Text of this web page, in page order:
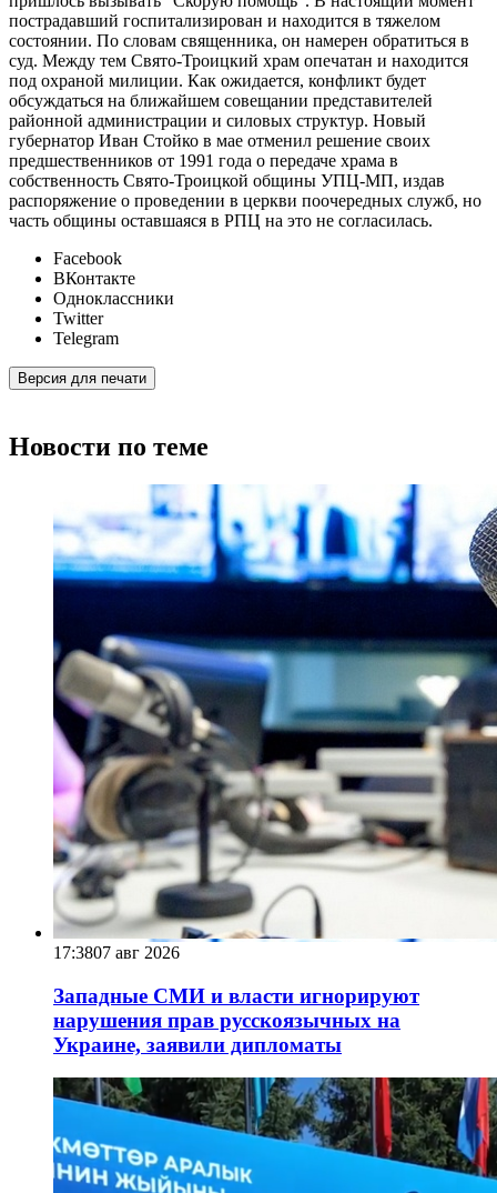
пострадавший госпитализирован и находится в тяжелом
состоянии. По словам священника, он намерен обратиться в
суд. Между тем Свято-Троицкий храм опечатан и находится
под охраной милиции. Как ожидается, конфликт будет
обсуждаться на ближайшем совещании представителей
районной администрации и силовых структур. Новый
губернатор Иван Стойко в мае отменил решение своих
предшественников от 1991 года о передаче храма в
собственность Свято-Троицкой общины УПЦ-МП, издав
распоряжение о проведении в церкви поочередных cлужб, но
часть общины оставшаяся в РПЦ на это не согласилась.
Facebook
ВКонтакте
Одноклассники
Twitter
Telegram
Версия для печати
Новости по теме
17:3807 авг 2026
Западные СМИ и власти игнорируют
нарушения прав русскоязычных на
Украине, заявили дипломаты